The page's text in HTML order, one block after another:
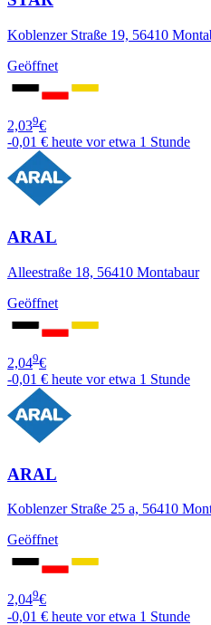
Koblenzer Straße 19, 56410
Geöffnet
2,039€
-0,01 € heute vor etwa 1 Stunde
ARAL
Alleestraße 18, 56410 Montabaur
Geöffnet
2,049€
-0,01 € heute vor etwa 1 Stunde
ARAL
Koblenzer Straße 25 a, 56410
Geöffnet
2,049€
-0,01 € heute vor etwa 1 Stunde